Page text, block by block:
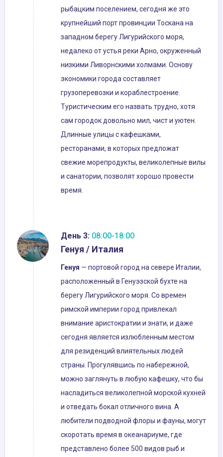
рыбацким поселением, сегодня же это
крупнейший порт провинции Тоскана на
западном берегу Лигурийского моря,
недалеко от устья реки Арно, окруженный
низкими Ливорнскими холмами. Основу
экономики города составляет
грузоперевозки и кораблестроение.
Туристическим его назвать трудно, хотя
сам городок довольно мил, чист и уютен.
Длинные улицы с кафешками,
ресторанами, в которых предложат
свежие морепродукты, великолепные вилы
и санатории, позволят хорошо провести
время.
День 3: 08:00-18:00
Генуя / Италия
Генуя — портовой город на севере Италии,
расположенный в Генуэзской бухте на
берегу Лигурийского моря. Со времен
римской империи город привлекал
внимание аристократии и знати, и даже
сегодня является излюбленным местом
для резиденций влиятельных людей
страны. Прогулявшись по набережной,
можно заглянуть в любую кафешку, что бы
насладиться великолепной морской кухней
и отведать бокал отличного вина. А
любители подводной флоры и фауны, могут
скоротать время в океанариуме, где
представлено более 500 видов рыб и